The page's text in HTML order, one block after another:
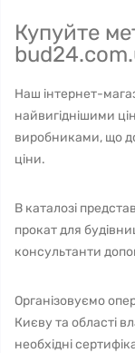
Купуйте
Наш інтернет-
найвигіднішими
виробниками, що
ціни.
В каталозі
прокат для
консультанти
Організовуємо
Києву та області
необхідні